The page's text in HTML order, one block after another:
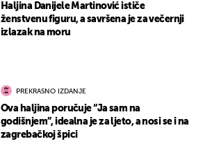
Haljina Danijele Martinović ističe
ženstvenu figuru, a savršena je za večernji
izlazak na moru
PREKRASNO IZDANJE
Ova haljina poručuje “Ja sam na
godišnjem”, idealna je za ljeto, a nosi se i na
zagrebačkoj špici